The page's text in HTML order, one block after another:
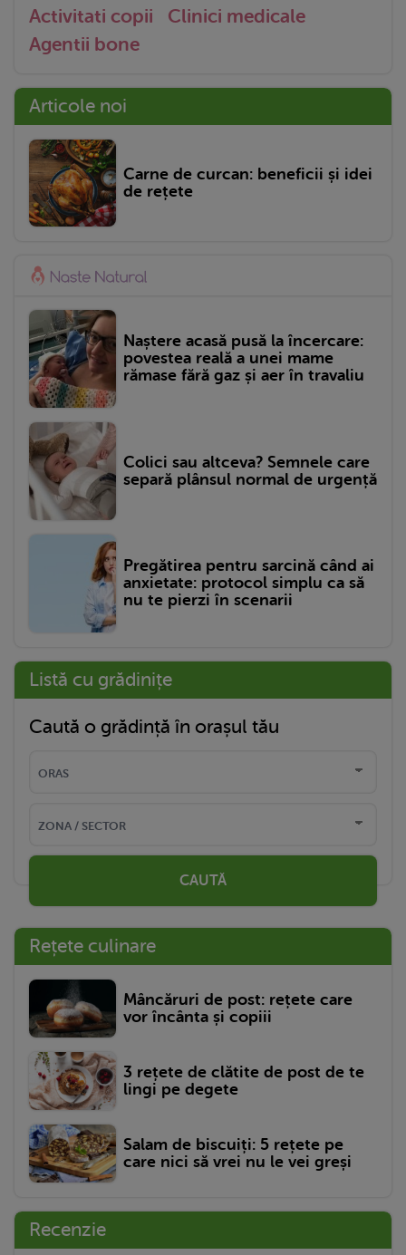
Activitati copii
Clinici medicale
Agentii bone
Articole noi
Carne de curcan: beneficii și idei
de rețete
Naștere acasă pusă la încercare:
povestea reală a unei mame
rămase fără gaz și aer în travaliu
Colici sau altceva? Semnele care
separă plânsul normal de urgență
Pregătirea pentru sarcină când ai
anxietate: protocol simplu ca să
nu te pierzi în scenarii
Listă cu grădinițe
Caută o grădință în orașul tău
CAUTĂ
Rețete culinare
Mâncăruri de post: rețete care
vor încânta și copiii
3 rețete de clătite de post de te
lingi pe degete
Salam de biscuiți: 5 rețete pe
care nici să vrei nu le vei greși
Recenzie